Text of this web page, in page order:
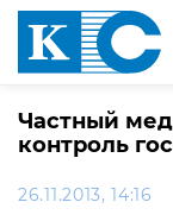
Частный
контроль
26.11.2013, 14:16